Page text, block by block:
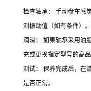
检查轴承： 手动盘车感
测振动值（如有条件）
润滑： 如果轴承采用油
充或更换指定型号的高
测试： 保养完成后，在
是否正常。